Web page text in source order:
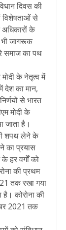
दिवस की
विशेषताओं से
के
भी जागरूक
समाज का पथ
के नेतृत्व में
देश का मान,
से भारत
मोदी के
जाता है।
शपथ लेने के
का प्रयास
हर वर्गों को
की प्रथम
तक रखा गया
कोरोना की
2021 तक